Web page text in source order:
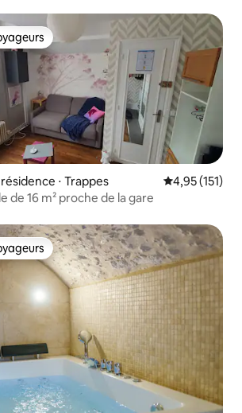
⋅ Trappes Évaluation
4,95 (151)
de 16 m² proche de la gare